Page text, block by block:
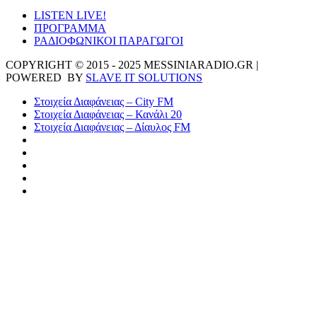
LISTEN LIVE!
ΠΡΟΓΡΑΜΜΑ
ΡΑΔΙΟΦΩΝΙΚΟΙ ΠΑΡΑΓΩΓΟΙ
COPYRIGHT © 2015 - 2025 MESSINIARADIO.GR |
POWERED BY SLAVE IT SOLUTIONS
Στοιχεία Διαφάνειας – City FM
Στοιχεία Διαφάνειας – Κανάλι 20
Στοιχεία Διαφάνειας – Δίαυλος FM